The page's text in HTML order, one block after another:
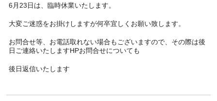
6月23日は、臨時休業いたします。
大変ご迷惑をお掛けしますが何卒宜しくお願い致します。
お問合せ等、お電話取れない場合もございますので、その際は後
日ご連絡いたしますHPお問合せについても
後日返信いたします